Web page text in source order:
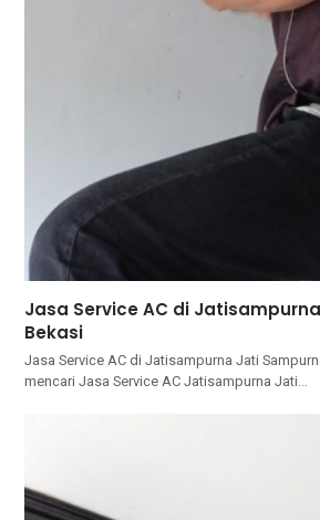
Jasa Service AC di
Bekasi
Jasa Service AC di Jatisampurna Jati
mencari Jasa Service AC Jatisampurna Jati…